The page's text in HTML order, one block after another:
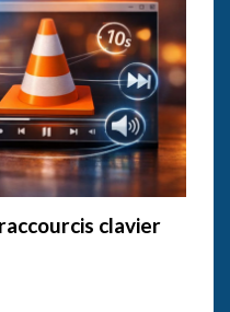
clavier